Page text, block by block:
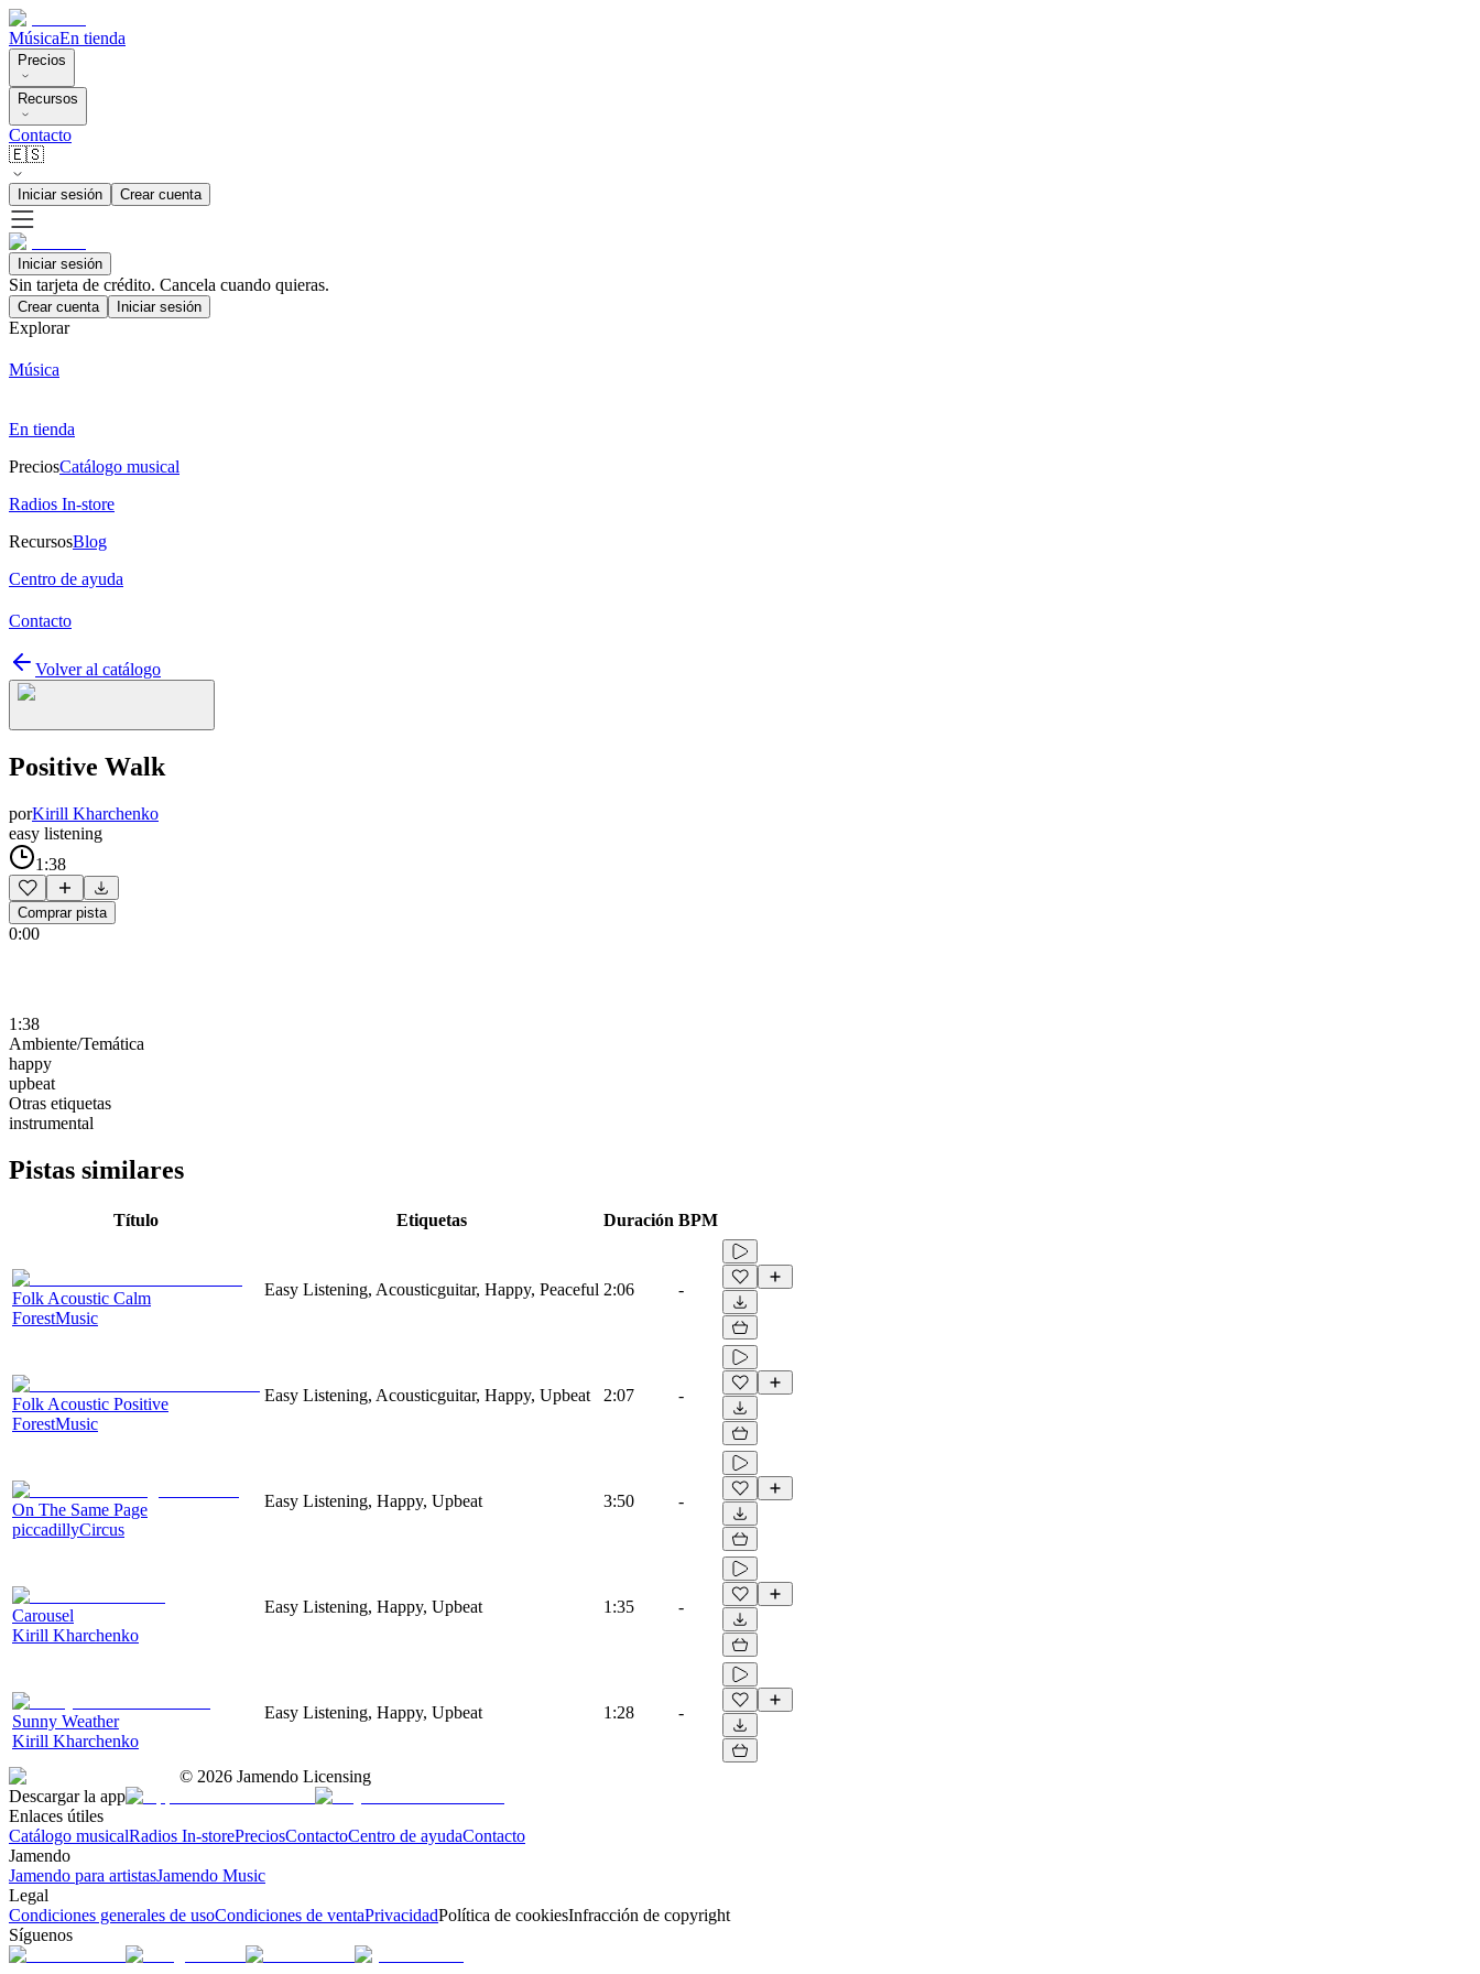
MúsicaEn tienda
Precios
Recursos
Contacto
🇪🇸
Iniciar sesión Crear cuenta
Iniciar sesión
Sin tarjeta de crédito. Cancela cuando quieras.
Crear cuenta Iniciar sesión
Explorar
Música
En tienda
PreciosCatálogo musical
Radios In-store
RecursosBlog
Centro de ayuda
Contacto
Volver al catálogo
Positive Walk
porKirill Kharchenko
easy listening
1:38
Comprar pista
0:00
1:38
Ambiente/Temática
happy
upbeat
Otras etiquetas
instrumental
Pistas similares
Título Etiquetas Duración BPM
Folk Acoustic Calm
ForestMusic
Easy Listening, Acousticguitar, Happy, Peaceful 2:06 -
Folk Acoustic Positive
ForestMusic
Easy Listening, Acousticguitar, Happy, Upbeat 2:07 -
On The Same Page
piccadillyCircus
Easy Listening, Happy, Upbeat 3:50 -
Carousel
Kirill Kharchenko
Easy Listening, Happy, Upbeat 1:35 -
Sunny Weather
Kirill Kharchenko
Easy Listening, Happy, Upbeat 1:28 -
© 2026 Jamendo Licensing
Descargar la app
Enlaces útiles
Catálogo musicalRadios In-storePreciosContactoCentro de ayudaContacto
Jamendo
Jamendo para artistasJamendo Music
Legal
Condiciones generales de usoCondiciones de ventaPrivacidadPolítica de cookiesInfracción de copyright
Síguenos